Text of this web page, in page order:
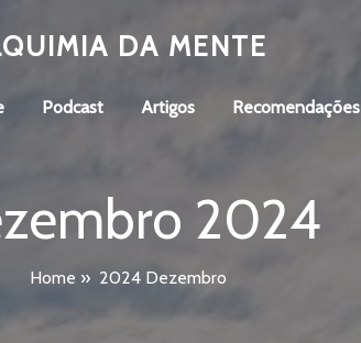
DA MENTE
Podcast Artigos Recomendações
2024
Home » 2024 Dezembro